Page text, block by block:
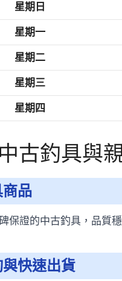
星期日
星期一
星期二
星期三
星期四
古釣具與
品
保證的中古釣具，品質
快速出貨